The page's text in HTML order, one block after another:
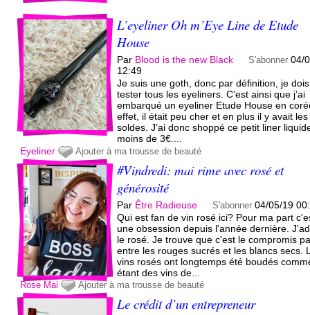
L’eyeliner Oh m’Eye Line de Etude
House
Par Blood is the new Black S'abonner 04/
12:49
Je suis une goth, donc par définition, je dois
tester tous les eyeliners. C’est ainsi que j’ai
embarqué un eyeliner Etude House en
effet, il était peu cher et en plus il y avait les
soldes. J’ai donc shoppé ce petit liner
moins de 3€....
Eyeliner
Ajouter à ma trousse de beauté
#Vindredi: mai rime avec rosé et
générosité
Par Être Radieuse S'abonner 04/05/19
Qui est fan de vin rosé ici? Pour ma part
une obsession depuis l'année dernière.
le rosé. Je trouve que c'est le compromis
entre les rouges sucrés et les blancs secs.
vins rosés ont longtemps été boudés
étant des vins de...
Rose Mai Ajouter à ma trousse de beauté
Le crédit d’un entrepreneur